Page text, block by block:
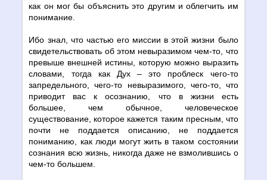
как он мог бы объяснить это другим и облегчить им
понимание.
Ибо знал, что частью его миссии в этой жизни было
свидетельствовать об этом невыразимом чем-то, что
превыше внешней истины, которую можно выразить
словами, тогда как Дух – это проблеск чего-то
запредельного, чего-то невыразимого, чего-то, что
приводит вас к осознанию, что в жизни есть
большее, чем обычное, человеческое
существование, которое кажется таким пресным, что
почти не поддается описанию, не поддается
пониманию, как люди могут жить в таком состоянии
сознания всю жизнь, никогда даже не взмолившись о
чем-то большем.